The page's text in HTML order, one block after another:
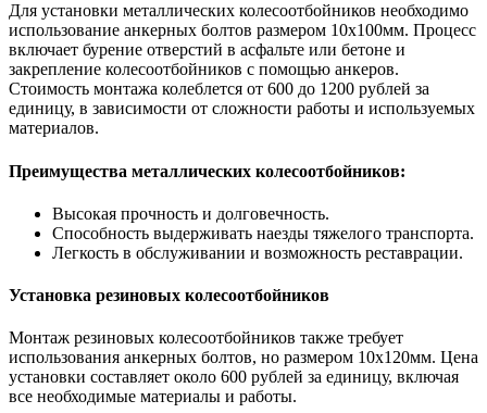
Для установки металлических колесоотбойников необходимо
использование анкерных болтов размером 10х100мм. Процесс
включает бурение отверстий в асфальте или бетоне и
закрепление колесоотбойников с помощью анкеров.
Стоимость монтажа колеблется от 600 до 1200 рублей за
единицу, в зависимости от сложности работы и используемых
материалов.
Преимущества металлических колесоотбойников:
Высокая прочность и долговечность.
Способность выдерживать наезды тяжелого транспорта.
Легкость в обслуживании и возможность реставрации.
Установка резиновых колесоотбойников
Монтаж резиновых колесоотбойников также требует
использования анкерных болтов, но размером 10х120мм. Цена
установки составляет около 600 рублей за единицу, включая
все необходимые материалы и работы.